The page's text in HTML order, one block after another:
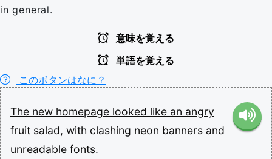
in general.
意味を覚える
単語を覚える
このボタンはなに？
The new homepage looked like an angry
fruit salad, with clashing neon banners and
unreadable fonts.